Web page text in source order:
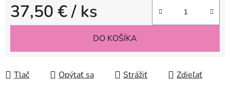
37,50 €/ ks
Jednotková cena:
DO KOŠÍKA
Tlač Opýtať sa Strážiť Zdieľať